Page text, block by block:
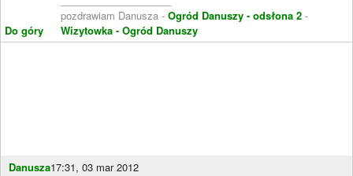
Do góry
pozdrawiam Danusza - Ogród Danuszy - odsłona 2 -
Wizytowka - Ogród Danuszy
Danusza17:31, 03 mar 2012